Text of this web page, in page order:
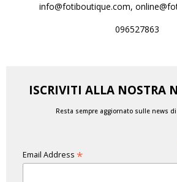
info@fotiboutique.com,
096527863
ISCRIVITI ALLA NOSTRA
Resta sempre aggiornato sulle news
Email Address *